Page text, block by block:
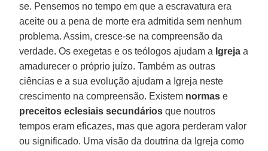
se. Pensemos no tempo em que a escravatura era
aceite ou a pena de morte era admitida sem nenhum
problema. Assim, cresce-se na compreensão da
verdade. Os exegetas e os teólogos ajudam a Igreja a
amadurecer o próprio juízo. Também as outras
ciências e a sua evolução ajudam a Igreja neste
crescimento na compreensão. Existem normas e
preceitos eclesiais secundários que noutros
tempos eram eficazes, mas que agora perderam valor
ou significado. Uma visão da doutrina da Igreja como